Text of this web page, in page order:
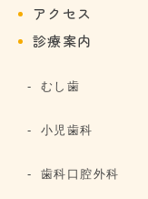
アクセス
診療案内
むし歯
小児歯科
歯科口腔外科